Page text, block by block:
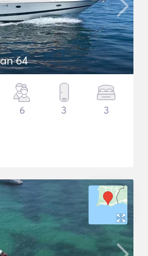
64
6 3 3